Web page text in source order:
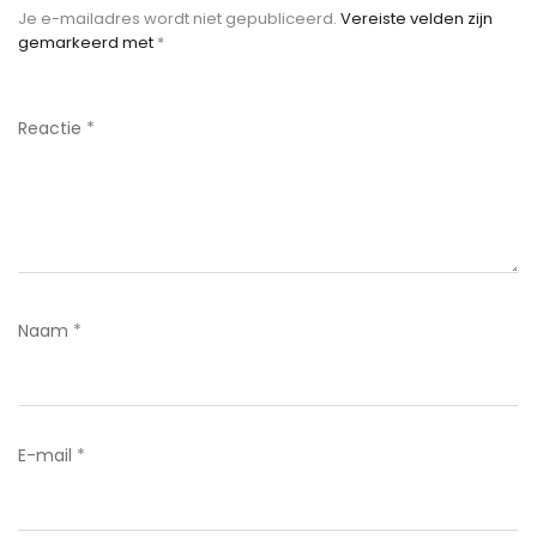
Je e-mailadres wordt niet gepubliceerd. Vereiste velden zijn
gemarkeerd met *
Reactie *
Naam *
E-mail *